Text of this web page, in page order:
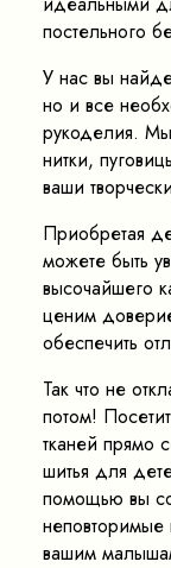
постельного
У нас вы
но и все
рукоделия.
нитки,
ваши
Приобретая
можете быть
высочайшего
ценим
обеспечить
Так что не
потом!
тканей прямо
шитья для
помощью вы
неповторимые
вашим